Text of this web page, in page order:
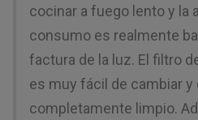
cocinar a fuego lento y la
consumo es realmente
factura de la luz. El filtro
es muy fácil de cambiar y
completamente limpio.